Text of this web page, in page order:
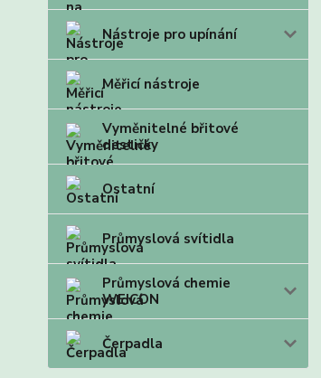
Nástroje pro upínání
Měřicí nástroje
Vyměnitelné břitové
destičky
Ostatní
Průmyslová svítidla
Průmyslová chemie
WEICON
Čerpadla